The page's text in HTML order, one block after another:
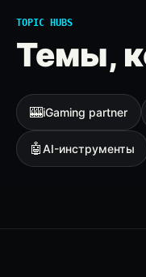
TOPIC HUBS
Темы,
🎰iGaming partner
🤖AI-инструменты